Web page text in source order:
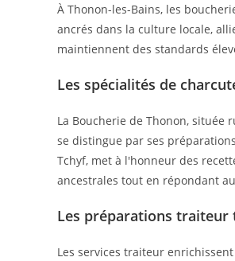
À Thonon-les-Bains, les
ancrés dans la culture locale,
maintiennent des standards
Les spécialités de
La Boucherie de Thonon, située
se distingue par ses
Tchyf, met à l'honneur des
ancestrales tout en répondant
Les préparations traiteur
Les services traiteur